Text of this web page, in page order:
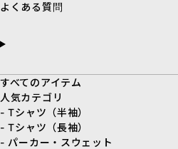
よくある質問
すべてのアイテム
人気カテゴリ
- Tシャツ（半袖）
- Tシャツ（長袖）
- パーカー・スウェット